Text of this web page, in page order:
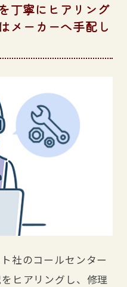
丁寧にヒアリング
メーカーへ手配し
社のコールセンター
ヒアリングし、修理